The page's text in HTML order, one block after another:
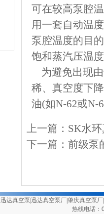
可在较高泵腔
用一套自动温
泵腔温度的目
饱和蒸汽压温
为避免出现由
稀、真空度下
油(如N-62或N-
上一篇： SK水
下一篇： 前级泵
迅达真空泵 迅达真空泵厂|肇庆真空泵厂|
热线电话